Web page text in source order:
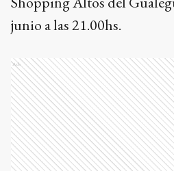
junio a las 21.00hs.
Ads